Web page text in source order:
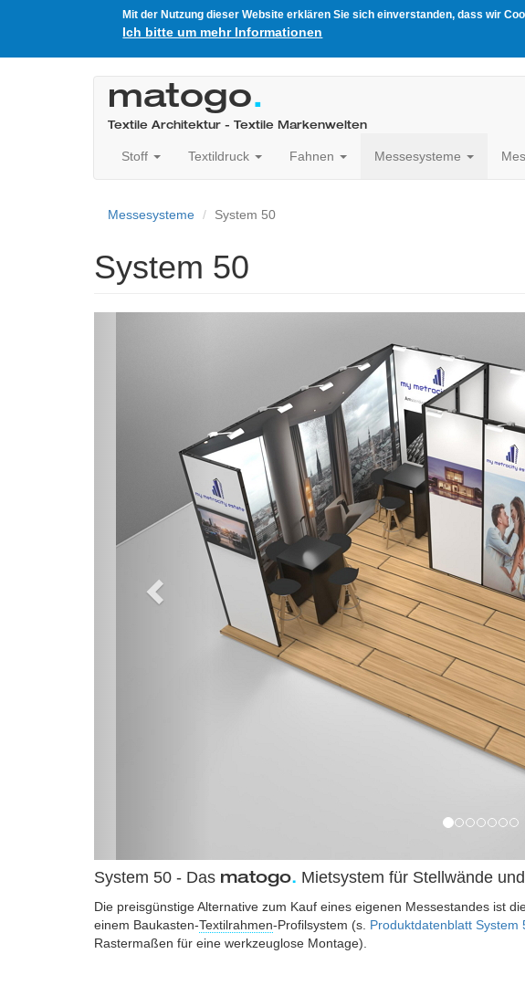
Mit der Nutzung dieser Website erklären Sie sich einverstanden, dass wir
Ich bitte um mehr Informationen
matogo.
Textile Architektur - Textile Markenwelten
Stoff Textildruck Fahnen Messesysteme
Messesysteme System 50
System 50
System 50 - Das matogo. Mietsystem für Stellwände
Die preisgünstige Alternative zum Kauf eines eigenen Messestandes ist
einem Baukasten-Textilrahmen-Profilsystem (s. Produktdatenblatt System
Rastermaßen für eine werkzeuglose Montage).